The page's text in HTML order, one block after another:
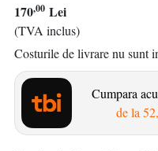
170,00 Lei
(TVA inclus)
Costurile de livrare nu sunt
Cumpara
de la